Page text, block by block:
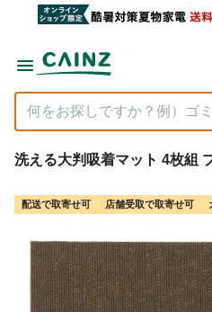
洗える大判吸着マット 4枚組
配送で取寄せ可 店舗受取で取寄せ可